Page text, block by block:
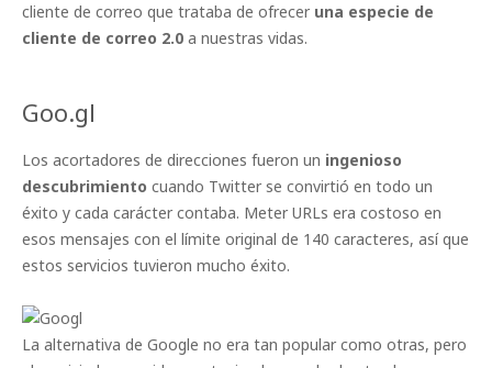
cliente de correo que trataba de ofrecer una especie de
cliente de correo 2.0 a nuestras vidas.
Goo.gl
Los acortadores de direcciones fueron un ingenioso
descubrimiento cuando Twitter se convirtió en todo un
éxito y cada carácter contaba. Meter URLs era costoso en
esos mensajes con el límite original de 140 caracteres, así que
estos servicios tuvieron mucho éxito.
La alternativa de Google no era tan popular como otras, pero